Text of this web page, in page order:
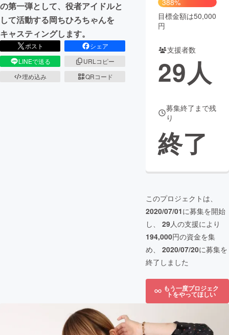
CAMPFIRE for Social Good
CAMPFIRE Creation
CAMPFIREふるさと納税
コミュニティ
の第一弾として、役者アイドルと
して活動する岡ちひろちゃんを
キャスティングします。
ポスト
シェア
LINEで送る
URLコピー
埋め込み
QRコード
388%
目標金額は50,000
円
支援者数
29人
募集終了まで残
り
終了
このプロジェクトは、
2020/07/01に募集を開始
し、 29人の支援により
194,000円の資金を集
め、 2020/07/20に募集を
終了しました
もう一度プロジェク
トをやってほしい